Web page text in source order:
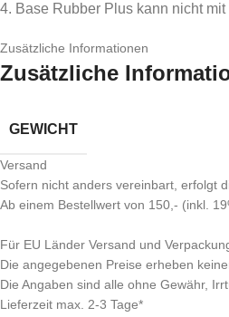
4. Base Rubber Plus kann nicht
Zusätzliche Informationen
Zusätzliche
GEWICHT
Versand
Sofern nicht anders vereinbart, erfolgt
Ab einem Bestellwert von 150,- (inkl.
Für EU Länder Versand und
Die angegebenen Preise erheben
Die Angaben sind alle ohne Gewähr,
Lieferzeit max. 2-3 Tage*